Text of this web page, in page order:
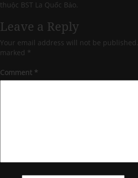
thuộc BST La Quốc Bảo.
Leave a Reply
Your email address will not be published.
marked *
Comment *